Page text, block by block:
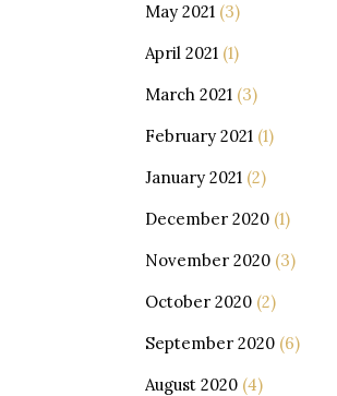
May 2021(3)
April 2021(1)
March 2021(3)
February 2021(1)
January 2021(2)
December 2020(1)
November 2020(3)
October 2020(2)
September 2020(6)
August 2020(4)